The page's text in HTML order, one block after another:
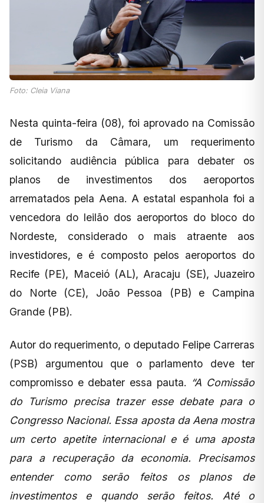
Foto: Cleia Viana
Nesta quinta-feira (08), foi aprovado na Comissão
de Turismo da Câmara, um requerimento
solicitando audiência pública para debater os
planos de investimentos dos aeroportos
arrematados pela Aena. A estatal espanhola foi a
vencedora do leilão dos aeroportos do bloco do
Nordeste, considerado o mais atraente aos
investidores, e é composto pelos aeroportos do
Recife (PE), Maceió (AL), Aracaju (SE), Juazeiro
do Norte (CE), João Pessoa (PB) e Campina
Grande (PB).
Autor do requerimento, o deputado Felipe Carreras
(PSB) argumentou que o parlamento deve ter
compromisso e debater essa pauta. “A Comissão
do Turismo precisa trazer esse debate para o
Congresso Nacional. Essa aposta da Aena mostra
um certo apetite internacional e é uma aposta
para a recuperação da economia. Precisamos
entender como serão feitos os planos de
investimentos e quando serão feitos. Até o